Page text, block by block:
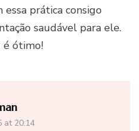
prática consigo
saudável para ele.
é ótimo!
at 20:14